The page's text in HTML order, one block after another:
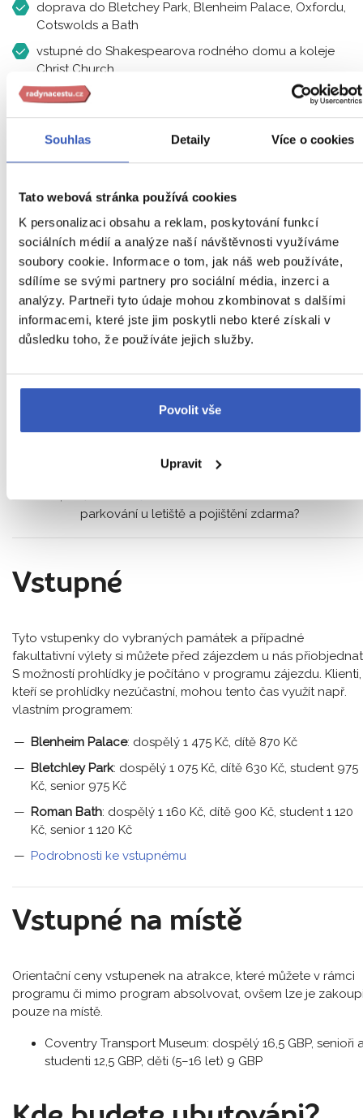
Souhlas Detaily Více o cookies
Tato webová stránka používá cookies
K personalizaci obsahu a reklam, poskytování funkcí
sociálních médií a analýze naší návštěvnosti využíváme
soubory cookie. Informace o tom, jak náš web používáte,
sdílíme se svými partnery pro sociální média, inzerci a
analýzy. Partneři tyto údaje mohou zkombinovat s dalšími
informacemi, které jste jim poskytli nebo které získali v
důsledku toho, že používáte jejich služby.
Povolit vše
Upravit
doprava do Bletchey Park, Blenheim Palace, Oxfordu,
Cotswolds a Bath
vstupné do Shakespearova rodného domu a koleje
Christ Church
služby průvodce (mimo individuální program)
pojištění záruky pro případ úpadku CK
Co cena nezahrnuje?
cestovní pojištění
vstupné na místě
zavazadla za příplatek dle podmínek pro přepravu
zavazadel
doprava místní hromadnou dopravou
místě: 220 GBP (na platební kartě)
spropitné řidičům cca 3 GBP osoba/pobyt
povolení ETA pro vstup do Spojeného království
příplatek za jednolůžkový pokoj: 10 000 Kč
Víte, že členovévěrnostního klubumohou mít od nás
parkování u letiště a pojištění zdarma?
Vstupné
Tyto vstupenky do vybraných památek a případné
fakultativní výlety si můžete před zájezdem u nás
S možností prohlídky je počítáno v programu zájezdu. Klienti,
kteří se prohlídky nezúčastní, mohou tento čas využít např.
vlastním programem:
Blenheim Palace: dospělý 1 475 Kč, dítě 870 Kč
Bletchley Park: dospělý 1 075 Kč, dítě 630 Kč, student 975
Kč, senior 975 Kč
Roman Bath: dospělý 1 160 Kč, dítě 900 Kč, student 1 120
Kč, senior 1 120 Kč
Podrobnosti ke vstupnému
Vstupné na místě
Orientační ceny vstupenek na atrakce, které můžete v rámci
programu či mimo program absolvovat, ovšem lze je
pouze na místě.
Coventry Transport Museum: dospělý 16,5 GBP, senioři
studenti 12,5 GBP, děti (5–16 let) 9 GBP